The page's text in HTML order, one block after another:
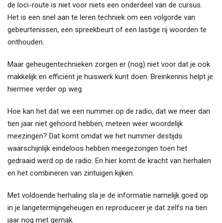
de loci-route is niet voor niets een onderdeel van de cursus.
Het is een snel aan te leren techniek om een volgorde van
gebeurtenissen, een spreekbeurt of een lastige rij woorden te
onthouden.
Maar geheugentechnieken zorgen er (nog) niet voor dat je ook
makkelijk en efficiënt je huiswerk kunt doen. Breinkennis helpt je
hiermee verder op weg.
Hoe kan het dat we een nummer op de radio, dat we meer dan
tien jaar niet gehoord hebben, meteen weer woordelijk
meezingen? Dat komt omdat we het nummer destijds
waarschijnlijk eindeloos hebben meegezongen toen het
gedraaid werd op de radio. En hier komt de kracht van herhalen
en het combineren van zintuigen kijken.
Met voldoende herhaling sla je de informatie namelijk goed op
in je langetermijngeheugen en reproduceer je dat zelfs na tien
jaar nog met gemak.